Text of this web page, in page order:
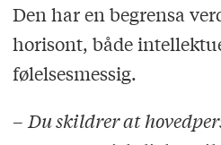
Den har en begrensa
horisont, både
følelsesmessig.
– Du skildrer at